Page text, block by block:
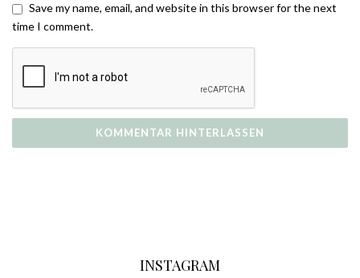
Save my name, email, and website in this browser for the next
time I comment.
INSTAGRAM